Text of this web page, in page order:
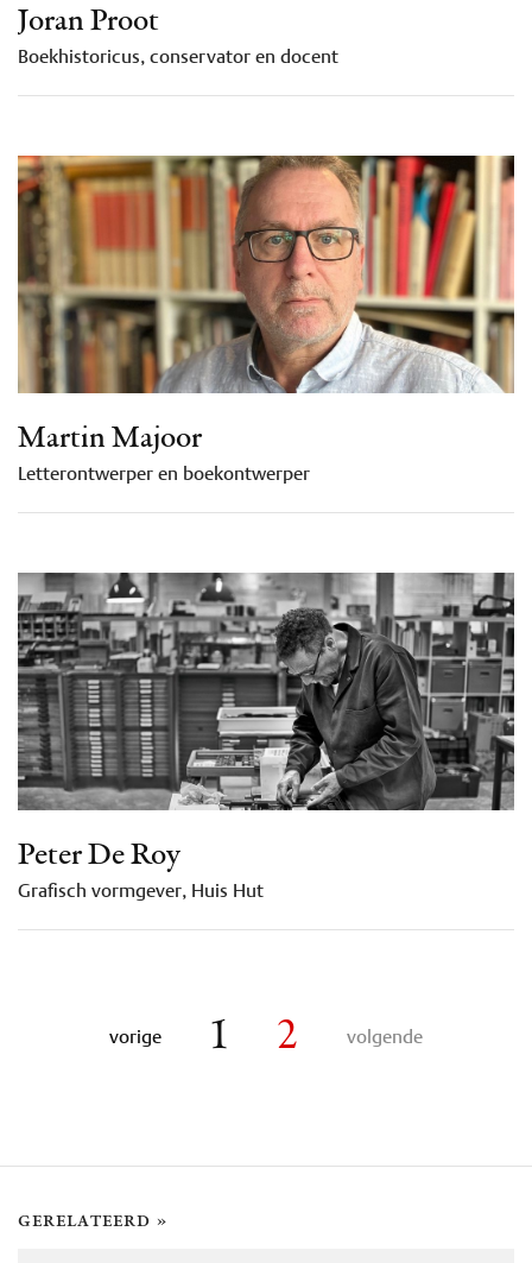
Joran Proot
Boekhistoricus, conservator en docent
Martin Majoor
Letterontwerper en boekontwerper
Peter De Roy
Grafisch vormgever, Huis Hut
vorige 1 2 volgende
gerelateerd »